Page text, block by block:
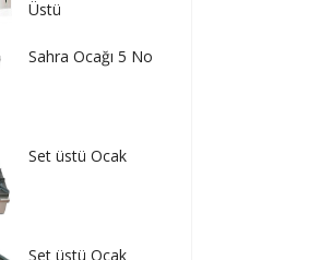
Üstü
Sahra Ocağı 5 No
Set üstü Ocak
Set üstü Ocak